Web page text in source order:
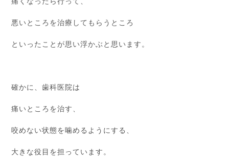
悪いところを治療してもらうところ
といったことが思い浮かぶと思います。
確かに、歯科医院は
痛いところを治す、
咬めない状態を噛めるようにする、
大きな役目を担っています。